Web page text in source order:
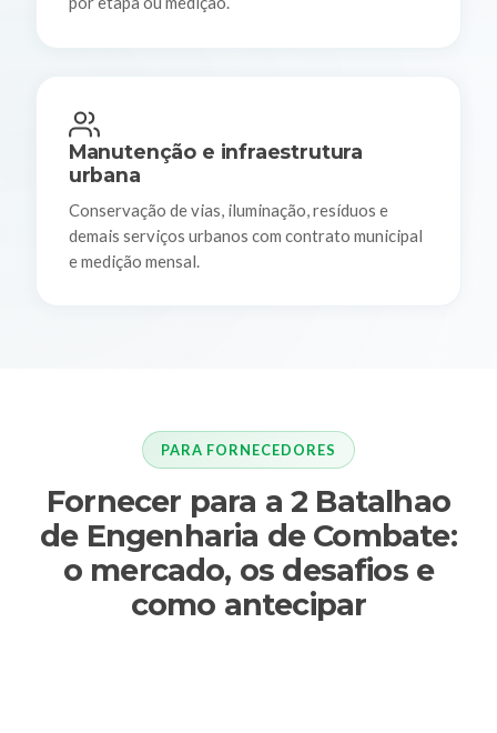
Manutenção e infraestrutura
urbana
Conservação de vias, iluminação, resíduos e
demais serviços urbanos com contrato municipal
e medição mensal.
PARA FORNECEDORES
Fornecer para a 2 Batalhao
de Engenharia de Combate:
o mercado, os desafios e
como antecipar